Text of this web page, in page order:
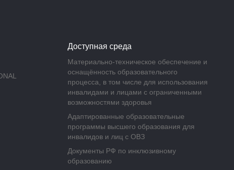
Доступная среда
Материально-техническое обеспечение и
оснащённость образовательного
процесса, в том числе для использования
инвалидами и лицами с ограниченными
возможностями здоровья
Адаптированные образовательные
программы высшего образования для
инвалидов и лиц с ОВЗ
Документы РФ по инклюзивному
образованию